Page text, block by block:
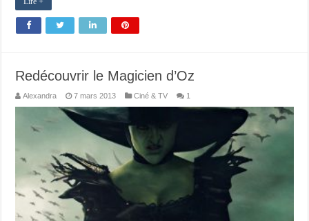
Redécouvrir le Magicien d’Oz
Alexandra 7 mars 2013 Ciné & TV 1